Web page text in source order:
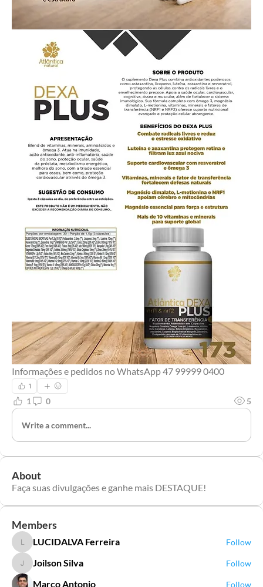
Informações e pedidos no WhatsApp 47 99999 0400
1
1 0 5
Write a comment...
About
Faça suas divulgações e ganhe mais DESTAQUE!
Members
LUCIDALVA Ferreira
LUCIDALVA Ferreira Follow
Joilson Silva
Joilson Silva Follow
Marco Antonio Follow